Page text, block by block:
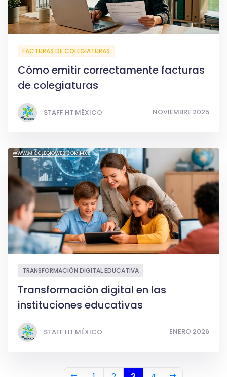
FACTURAS DE COLEGIATURAS
Cómo emitir correctamente facturas
de colegiaturas
STAFF HT MÉXICO NOVIEMBRE 2025
TRANSFORMACIÓN DIGITAL EDUCATIVA
Transformación digital en las
instituciones educativas
STAFF HT MÉXICO ENERO 2026